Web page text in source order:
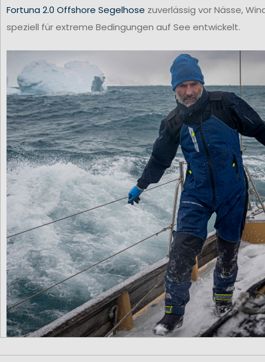
Fortuna 2.0 Offshore Segelhose zuverlässig vor Nässe,
speziell für extreme Bedingungen auf See entwickelt.